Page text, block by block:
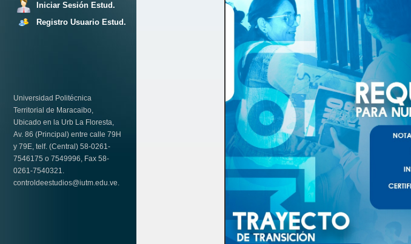
Iniciar Sesión Estud.
Registro Usuario Estud.
Universidad Politécnica
Territorial de Maracaibo,
Ubicado en la Urb La Floresta,
Av. 86 (Principal) entre calle 79H
y 79E, telf. (Central) 58-0261-
7546175 o 7549996, Fax 58-
0261-7540321.
controldeestudios@iutm.edu.ve.